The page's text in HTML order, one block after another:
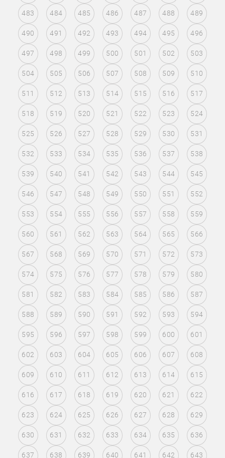
483 484 485 486 487 488 489
490 491 492 493 494 495 496
497 498 499 500 501 502 503
504 505 506 507 508 509 510
511 512 513 514 515 516 517
518 519 520 521 522 523 524
525 526 527 528 529 530 531
532 533 534 535 536 537 538
539 540 541 542 543 544 545
546 547 548 549 550 551 552
553 554 555 556 557 558 559
560 561 562 563 564 565 566
567 568 569 570 571 572 573
574 575 576 577 578 579 580
581 582 583 584 585 586 587
588 589 590 591 592 593 594
595 596 597 598 599 600 601
602 603 604 605 606 607 608
609 610 611 612 613 614 615
616 617 618 619 620 621 622
623 624 625 626 627 628 629
630 631 632 633 634 635 636
637 638 639 640 641 642 643